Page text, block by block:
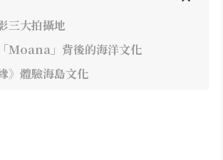
三大拍攝地
Moana」背後的海洋文化
》體驗海島文化